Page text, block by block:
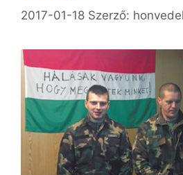
2017-01-18 Szerző: